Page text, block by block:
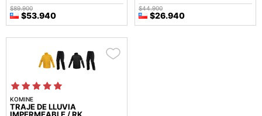
$53.940
$89.900
$26.940
$44.900
KOMINE
TRAJE DE LLUVIA